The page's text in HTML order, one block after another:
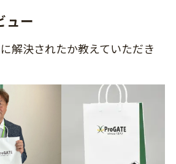
ュー
解決されたか教えていただき